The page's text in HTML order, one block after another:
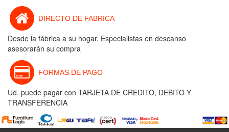
DIRECTO DE FABRICA
Desde la fábrica a su hogar. Especialistas en descanso
asesorarán su compra
FORMAS DE PAGO
Ud. puede pagar con TARJETA DE CREDITO, DEBITO Y
TRANSFERENCIA